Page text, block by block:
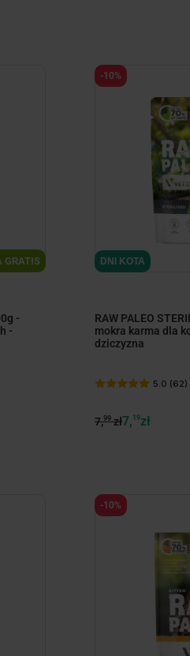
GRATIS
-
-
DNI KOTA
RAW PALEO
mokra karma dla
dziczyzna
5.0 (62)
7,99zł7, 19zł
-10%
-10%